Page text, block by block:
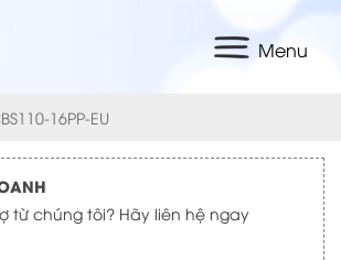
Menu
16PP-EU
từ chúng tôi? Hãy liên hệ ngay